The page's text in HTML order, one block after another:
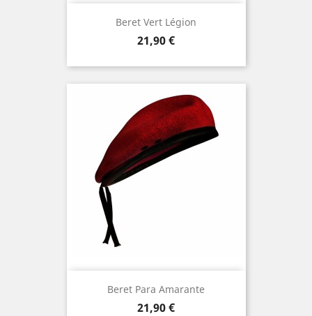
Beret Vert Légion
Prix
21,90 €
Beret Para Amarante
Prix
21,90 €